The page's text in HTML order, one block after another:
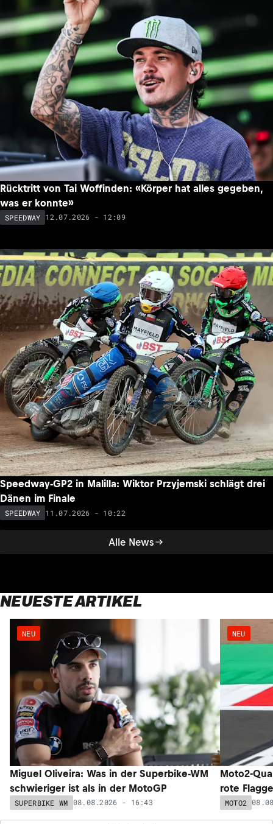
Alle News
Rücktritt von Tai Woffinden: «Körper hat alles gegeben,
was er konnte»
SPEEDWAY 12.07.2026 - 12:09
Speedway-GP2 in Malilla: Wiktor Przyjemski schlägt drei
Dänen im Finale
SPEEDWAY 11.07.2026 - 10:22
NEUESTE ARTIKEL
NEU
Miguel Oliveira: Was in der Superbike-WM
schwieriger ist als in der MotoGP
SUPERBIKE WM 08.08.2026 - 16:43
NEU
Moto2-
rote
MOTO2